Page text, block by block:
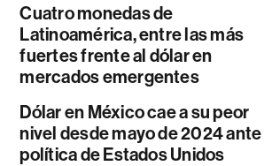
Cuatro monedas de
Latinoamérica, entre las más
fuertes frente al dólar en
mercados emergentes
Dólar en México cae a su peor
nivel desde mayo de 2024 ante
política de Estados Unidos